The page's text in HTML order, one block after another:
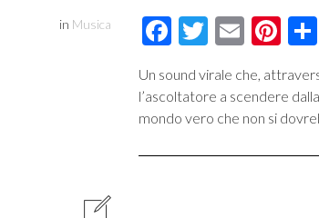
in Musica Facebook
Twitter
Email
Un sound virale che,
l’ascoltatore a scendere
mondo vero che non si